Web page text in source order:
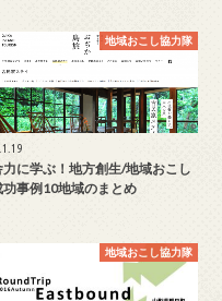
地域おこし協力隊
力に学ぶ！地方創生/地域おこし
功事例10地域のまとめ
地域おこし協力隊